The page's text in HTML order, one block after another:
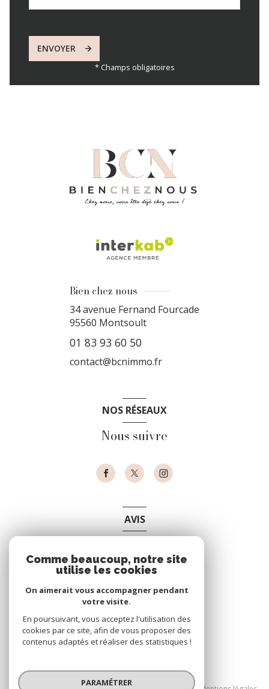
ENVOYER
* Champs obligatoires
Bien chez nous
34 avenue Fernand Fourcade
95560 Montsoult
01 83 93 60 50
contact@bcnimmo.fr
NOS RÉSEAUX
Nous suivre
AVIS
© 2026 | Tous droits réservés
Comme beaucoup, notre site
utilise les cookies
On aimerait vous accompagner pendant
votre visite.
En poursuivant, vous acceptez l'utilisation des
cookies par ce site, afin de vous proposer des
contenus adaptés et réaliser des statistiques !
PARAMÉTRER